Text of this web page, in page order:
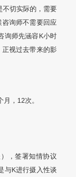
不切实际的，需要
询师不需要回应
询师先涵容K小时
视过去带来的影
，12次。
，签署知情协议
与K进行摄入性谈